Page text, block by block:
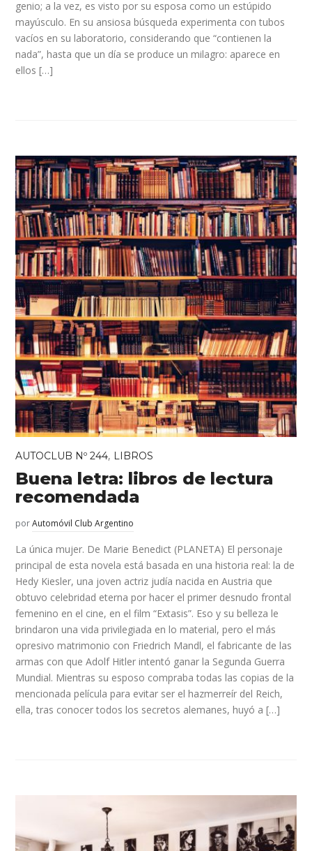
genio; a la vez, es visto por su esposa como un estúpido
mayúsculo. En su ansiosa búsqueda experimenta con tubos
vacíos en su laboratorio, considerando que “contienen la
nada”, hasta que un día se produce un milagro: aparece en
ellos […]
AUTOCLUB Nº 244, LIBROS
Buena letra: libros de lectura
recomendada
porAutomóvil Club Argentino
La única mujer. De Marie Benedict (PLANETA) El personaje
principal de esta novela está basada en una historia real: la de
Hedy Kiesler, una joven actriz judía nacida en Austria que
obtuvo celebridad eterna por hacer el primer desnudo frontal
femenino en el cine, en el film “Extasis”. Eso y su belleza le
brindaron una vida privilegiada en lo material, pero el más
opresivo matrimonio con Friedrich Mandl, el fabricante de las
armas con que Adolf Hitler intentó ganar la Segunda Guerra
Mundial. Mientras su esposo compraba todas las copias de la
mencionada película para evitar ser el hazmerreír del Reich,
ella, tras conocer todos los secretos alemanes, huyó a […]